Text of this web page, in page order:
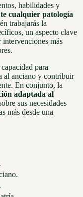
habilidades y
cualquier patología
trabajarás la
un aspecto clave
intervenciones más
para
al anciano y contribuir
En conjunto, la
adaptada al
sus necesidades
más desde una